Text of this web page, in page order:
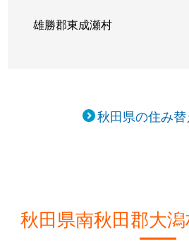
雄勝郡東成瀬村
秋田県の住み
秋田県南秋田郡大